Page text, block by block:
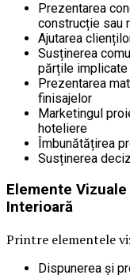
Prezentarea
construcție sau
Ajutarea
Susținerea
părțile implicate
Prezentarea
finisajelor
Marketingul
hoteliere
Îmbunătățirea
Susținerea
Elemente
Interioară
Printre elementele
Dispunerea și